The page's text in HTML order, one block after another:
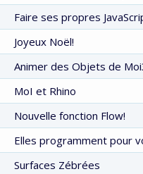
Faire ses propres
Joyeux Noël!
Animer des Objets de
MoI et Rhino
Nouvelle fonction Flow!
Elles programment pour
Surfaces Zébrées